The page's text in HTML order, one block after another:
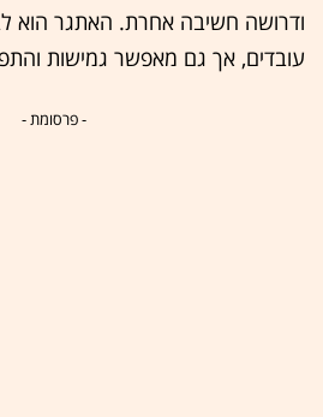
ודרושה חשיבה אחרת. האתגר הוא
עובדים, אך גם מאפשר גמישות
- פרסומת -